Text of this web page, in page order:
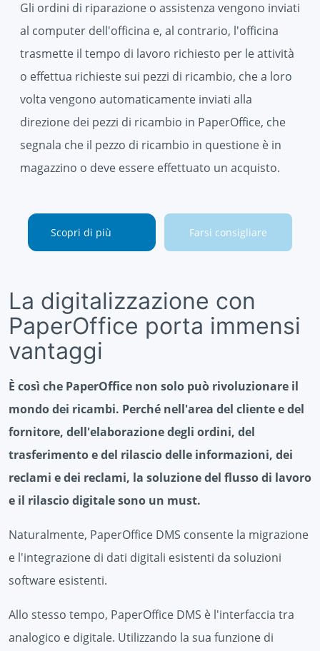
Gli ordini di riparazione o assistenza vengono inviati
al computer dell'officina e, al contrario, l'officina
trasmette il tempo di lavoro richiesto per le attività
o effettua richieste sui pezzi di ricambio, che a loro
volta vengono automaticamente inviati alla
direzione dei pezzi di ricambio in PaperOffice, che
segnala che il pezzo di ricambio in questione è in
magazzino o deve essere effettuato un acquisto.
Scopri di più Farsi consigliare
La digitalizzazione con
PaperOffice porta immensi
vantaggi
È così che PaperOffice non solo può rivoluzionare il
mondo dei ricambi. Perché nell'area del cliente e del
fornitore, dell'elaborazione degli ordini, del
trasferimento e del rilascio delle informazioni, dei
reclami e dei reclami, la soluzione del flusso di lavoro
e il rilascio digitale sono un must.
Naturalmente, PaperOffice DMS consente la migrazione
e l'integrazione di dati digitali esistenti da soluzioni
software esistenti.
Allo stesso tempo, PaperOffice DMS è l'interfaccia tra
analogico e digitale. Utilizzando la sua funzione di